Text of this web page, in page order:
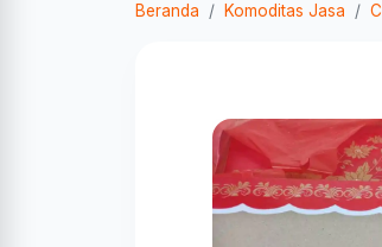
Beranda Komoditas Jasa